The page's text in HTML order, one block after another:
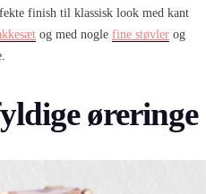
finish til klassisk look med kant
og med nogle fine støvler og
øreringe